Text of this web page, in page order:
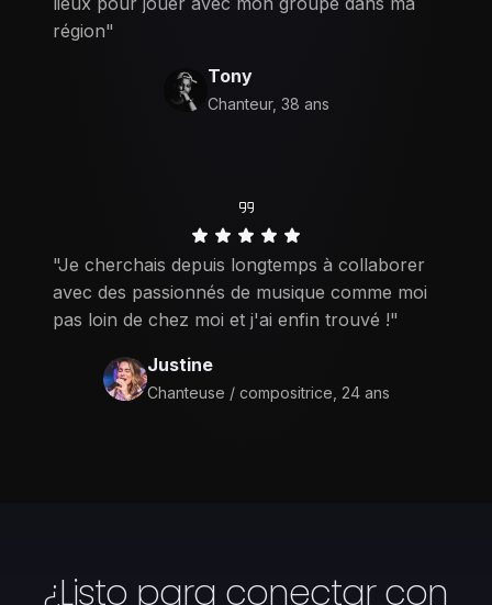
région"
Tony
Chanteur, 38 ans
"Je cherchais depuis longtemps à collaborer
avec des passionnés de musique comme moi
pas loin de chez moi et j'ai enfin trouvé !"
Justine
Chanteuse / compositrice, 24 ans
¿Listo para conectar con